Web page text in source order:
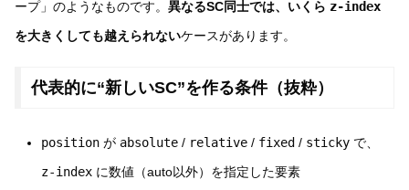
ープ」のようなものです。 異なるSC同士では、いくら z-index
を大きくしても越えられないケースがあります。
代表的に“新しいSC”を作る条件（抜粋）
positionが absolute/ relative/ fixed / stickyで、
z-indexに数値（auto以外）を指定した要素